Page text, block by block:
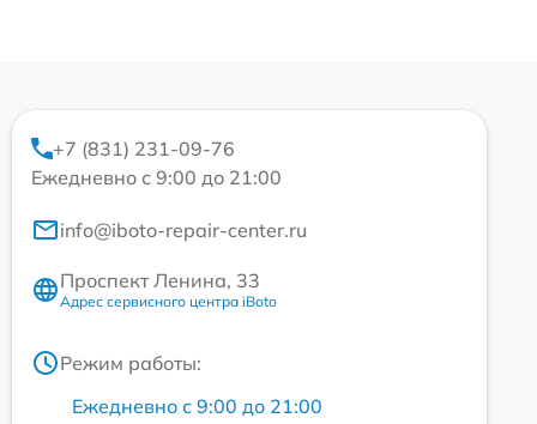
+7 (831) 231-09-76
Ежедневно с 9:00 до 21:00
info@iboto-repair-center.ru
Проспект Ленина, 33
Адрес сервисного центра iBoto
Режим работы:
Ежедневно с 9:00 до 21:00